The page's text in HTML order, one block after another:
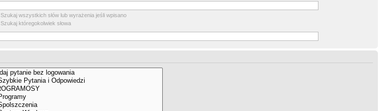
Szukaj wszystkich słów lub wyrażenia jeśli wpisano
Szukaj któregokolwiek słowa